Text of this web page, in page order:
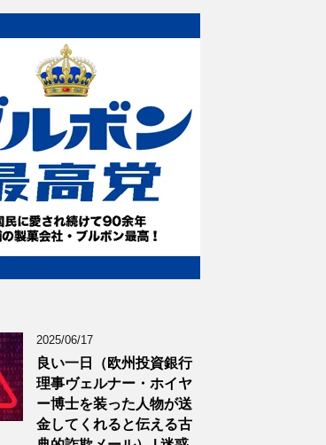
2025/06/17
良い一日（欧州投資銀行
理事ヴェルナー・ホイヤ
ー博士を装った人物が送
金してくれると伝える古